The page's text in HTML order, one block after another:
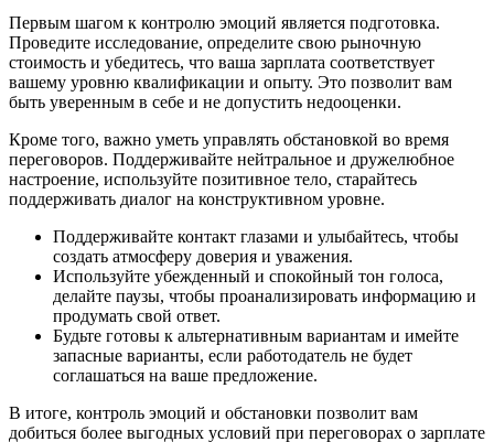
Первым шагом к контролю эмоций является подготовка.
Проведите исследование, определите свою рыночную
стоимость и убедитесь, что ваша зарплата соответствует
вашему уровню квалификации и опыту. Это позволит вам
быть уверенным в себе и не допустить недооценки.
Кроме того, важно уметь управлять обстановкой во время
переговоров. Поддерживайте нейтральное и дружелюбное
настроение, используйте позитивное тело, старайтесь
поддерживать диалог на конструктивном уровне.
Поддерживайте контакт глазами и улыбайтесь, чтобы
создать атмосферу доверия и уважения.
Используйте убежденный и спокойный тон голоса,
делайте паузы, чтобы проанализировать информацию и
продумать свой ответ.
Будьте готовы к альтернативным вариантам и имейте
запасные варианты, если работодатель не будет
соглашаться на ваше предложение.
В итоге, контроль эмоций и обстановки позволит вам
добиться более выгодных условий при переговорах о зарплате